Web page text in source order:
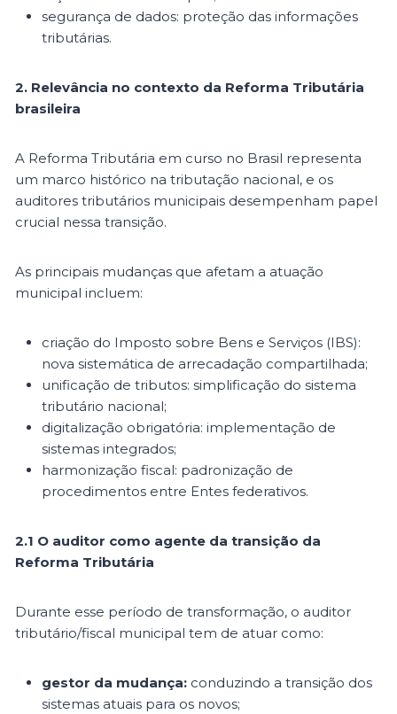
segurança de dados: proteção das informações
tributárias.
2. Relevância no contexto da Reforma Tributária
brasileira
A Reforma Tributária em curso no Brasil representa
um marco histórico na tributação nacional, e os
auditores tributários municipais desempenham papel
crucial nessa transição.
As principais mudanças que afetam a atuação
municipal incluem:
criação do Imposto sobre Bens e Serviços (IBS):
nova sistemática de arrecadação compartilhada;
unificação de tributos: simplificação do sistema
tributário nacional;
digitalização obrigatória: implementação de
sistemas integrados;
harmonização fiscal: padronização de
procedimentos entre Entes federativos.
2.1 O auditor como agente da transição da
Reforma Tributária
Durante esse período de transformação, o auditor
tributário/fiscal municipal tem de atuar como:
gestor da mudança: conduzindo a transição dos
sistemas atuais para os novos;